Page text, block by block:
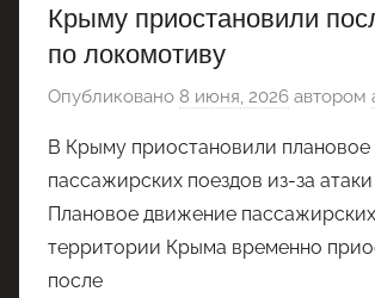
Крыму приостановили
по локомотиву
Опубликовано 8 июня, 2026 автором
В Крыму приостановили
пассажирских поездов из-за
Плановое движение
территории Крыма временно
после